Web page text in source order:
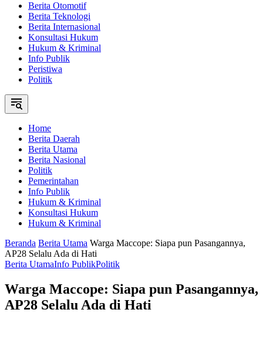
Berita Otomotif
Berita Teknologi
Berita Internasional
Konsultasi Hukum
Hukum & Kriminal
Info Publik
Peristiwa
Politik
Home
Berita Daerah
Berita Utama
Berita Nasional
Politik
Pemerintahan
Info Publik
Hukum & Kriminal
Konsultasi Hukum
Hukum & Kriminal
Beranda Berita Utama Warga Maccope: Siapa pun Pasangannya,
AP28 Selalu Ada di Hati
Berita UtamaInfo PublikPolitik
Warga Maccope: Siapa pun Pasangannya,
AP28 Selalu Ada di Hati